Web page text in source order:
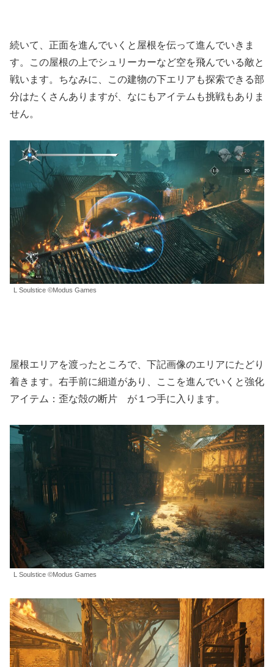
続いて、正面を進んでいくと屋根を伝って進んでいきま
す。この屋根の上でシュリーカーなど空を飛んでいる敵と
戦います。ちなみに、この建物の下エリアも探索できる部
分はたくさんありますが、なにもアイテムも挑戦もありま
せん。
L Soulstice ©Modus Games
屋根エリアを渡ったところで、下記画像のエリアにたどり
着きます。右手前に細道があり、ここを進んでいくと強化
アイテム：歪な殻の断片 が１つ手に入ります。
L Soulstice ©Modus Games